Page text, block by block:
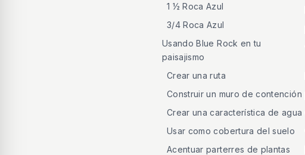
1 ½ Roca Azul
3/4 Roca Azul
Usando Blue Rock en tu
paisajismo
Crear una ruta
Construir un muro de contención
Crear una característica de agua
Usar como cobertura del suelo
Acentuar parterres de plantas